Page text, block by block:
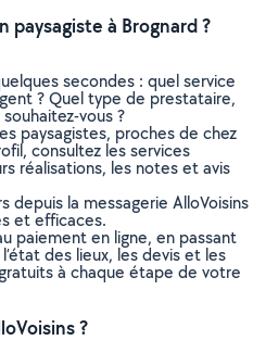
à Brognard ?
secondes : quel service
? Quel type de prestataire,
vous ?
paysagistes, proches de chez
consultez les services
réalisations, les notes et avis
depuis la messagerie AlloVoisins
et efficaces.
paiement en ligne, en passant
des lieux, les devis et les
à chaque étape de votre
?